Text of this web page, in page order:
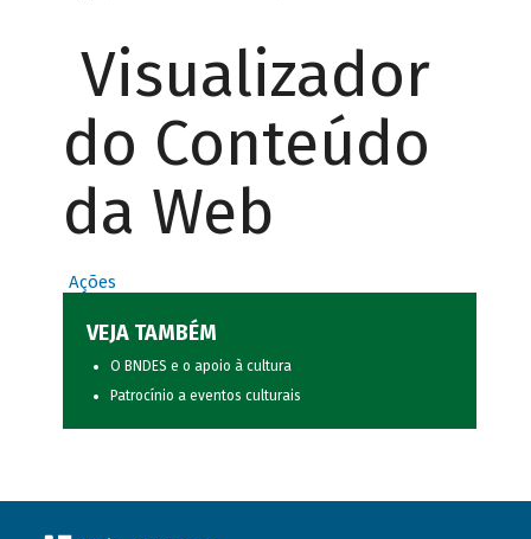
Visualizador
do Conteúdo
da Web
Ações
VEJA TAMBÉM
O BNDES e o apoio à cultura
Patrocínio a eventos culturais